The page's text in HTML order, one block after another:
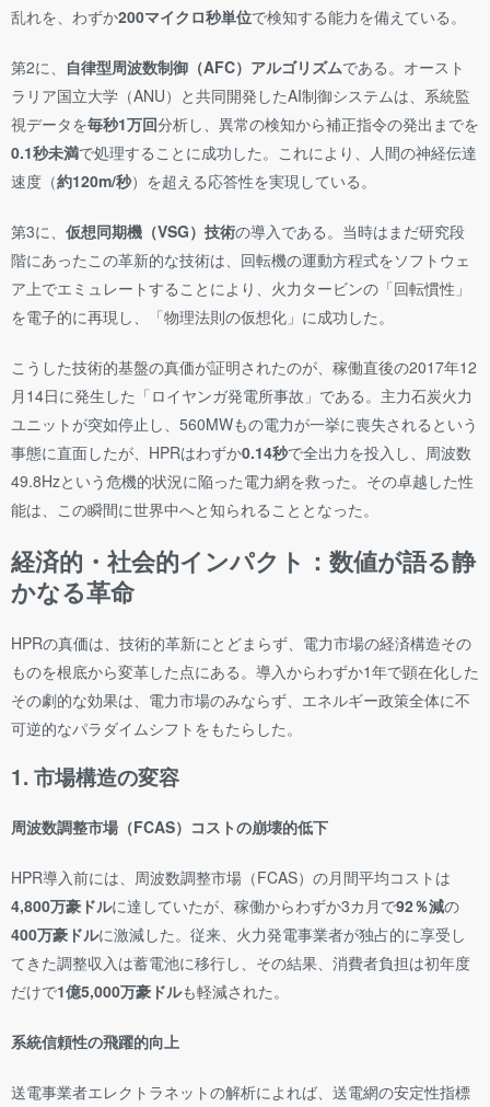
乱れを、わずか200マイクロ秒単位で検知する能力を備えている。
第2に、 自律型周波数制御（AFC）アルゴリズムである。オースト
ラリア国立大学（ANU）と共同開発したAI制御システムは、系統監
視データを毎秒1万回分析し、異常の検知から補正指令の発出までを
0.1秒未満で処理することに成功した。これにより、人間の神経伝達
速度（約120m/秒）を超える応答性を実現している。
第3に、 仮想同期機（VSG）技術の導入である。当時はまだ研究段
階にあったこの革新的な技術は、回転機の運動方程式をソフトウェ
ア上でエミュレートすることにより、火力タービンの「回転慣性」
を電子的に再現し、「物理法則の仮想化」に成功した。
こうした技術的基盤の真価が証明されたのが、稼働直後の2017年12
月14日に発生した「ロイヤンガ発電所事故」である。主力石炭火力
ユニットが突如停止し、560MWもの電力が一挙に喪失されるという
事態に直面したが、HPRはわずか0.14秒で全出力を投入し、周波数
49.8Hzという危機的状況に陥った電力網を救った。その卓越した性
能は、この瞬間に世界中へと知られることとなった。
経済的・社会的インパクト：数値が語る静
かなる革命
HPRの真価は、技術的革新にとどまらず、電力市場の経済構造その
ものを根底から変革した点にある。導入からわずか1年で顕在化した
その劇的な効果は、電力市場のみならず、エネルギー政策全体に不
可逆的なパラダイムシフトをもたらした。
1. 市場構造の変容
周波数調整市場（FCAS）コストの崩壊的低下
HPR導入前には、周波数調整市場（FCAS）の月間平均コストは
4,800万豪ドルに達していたが、稼働からわずか3カ月で92％減の
400万豪ドルに激減した。従来、火力発電事業者が独占的に享受し
てきた調整収入は蓄電池に移行し、その結果、消費者負担は初年度
だけで1億5,000万豪ドルも軽減された。
系統信頼性の飛躍的向上
送電事業者エレクトラネットの解析によれば、送電網の安定性指標